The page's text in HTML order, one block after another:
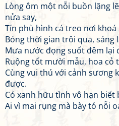
Lòng ôm một nỗi buồn lặng
nửa say,
Tín phù hình cá treo nơi
Bóng thời gian trôi qua, sáng
Mưa nước đọng suốt đêm lại
Ruộng tốt mười mẫu, hoa cỏ
Cùng vui thú với cảnh sương
được.
Cỏ xanh hữu tình vô hạn biết
Ai vì mai rụng mà bày tỏ nỗi